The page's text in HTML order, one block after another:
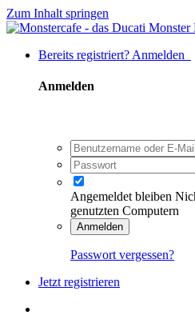
Zum Inhalt springen
Bereits registriert? Anmelden
Anmelden
Angemeldet bleiben
genutzten Computern
Anmelden
Passwort vergessen?
Jetzt registrieren